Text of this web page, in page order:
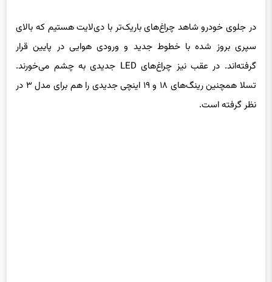
در جلوی خودرو شاهد چراغ‌های باریک‌تر با دی‌لایت هستیم که بالای
سپری بروز شده با خطوط جدید و ورودی هوایی در پایین قرار
گرفته‌اند. در عقب نیز چراغ‌های LED جدیدی به چشم می‌خورند.
تسلا همچنین رینگ‌های ۱۸ و ۱۹ اینچی جدیدی را هم برای مدل ۳ در
نظر گرفته است.